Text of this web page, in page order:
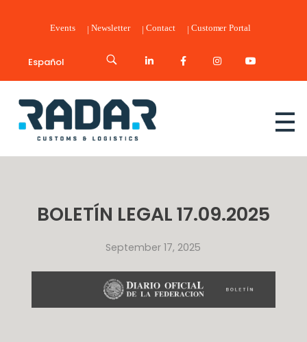
Events Newsletter Contact Customer Portal
Español
Radar Customs & Logistics
BOLETÍN LEGAL 17.09.2025
September 17, 2025